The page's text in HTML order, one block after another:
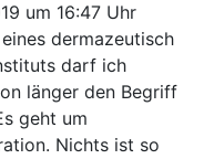
um 16:47 Uhr
dermazeutisch
darf ich
länger den Begriff
geht um
Nichts ist so